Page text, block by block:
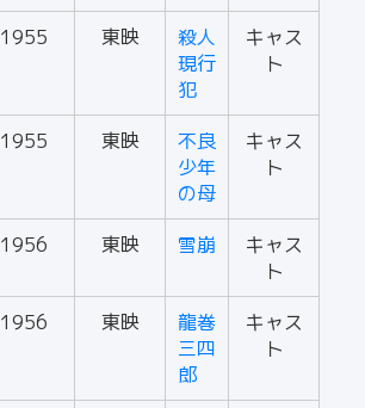
1955 東映
殺人
現行
犯
キャス
ト
1955 東映
不良
少年
の母
キャス
ト
1956 東映 雪崩
キャス
ト
1956 東映
龍巻
三四
郎
キャス
ト